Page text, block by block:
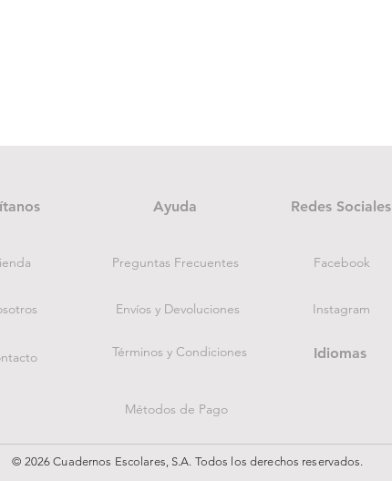
Ayuda Redes Sociales
Preguntas Frecuentes
Envíos y Devoluciones
Términos y Condiciones
Métodos de Pago
Facebook
Instagram
Idiomas
© 2026 Cuadernos Escolares, S.A. Todos los derechos reservados.